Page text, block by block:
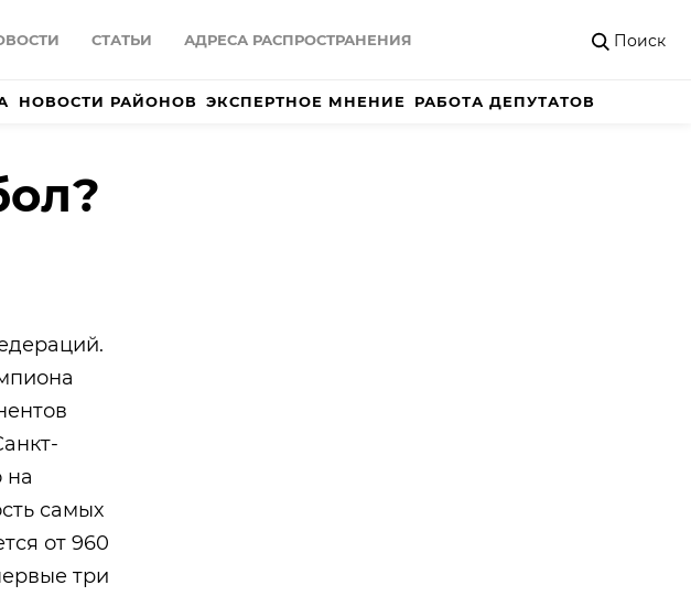
СТАТЬИ АДРЕСА РАСПРОСТРАНЕНИЯ Поиск
НОВОСТИ РАЙОНОВ ЭКСПЕРТНОЕ МНЕНИЕ РАБОТА ДЕПУТАТОВ
на
самых
от 960
три